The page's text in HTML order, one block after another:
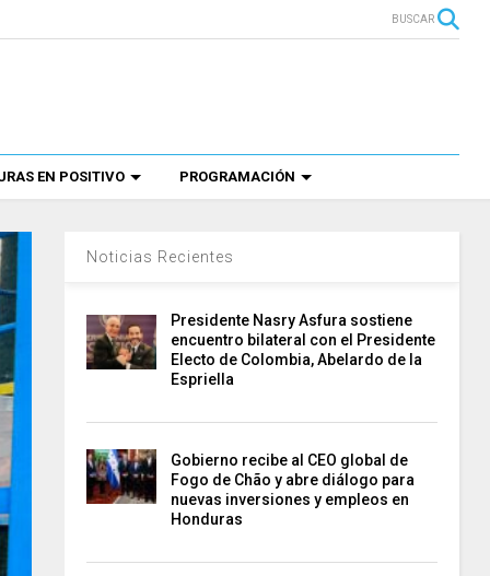
BUSCAR
EN POSITIVO PROGRAMACIÓN
Noticias Recientes
Presidente Nasry Asfura sostiene
encuentro bilateral con el Presidente
Electo de Colombia, Abelardo de la
Espriella
Gobierno recibe al CEO global de
Fogo de Chão y abre diálogo para
nuevas inversiones y empleos en
Honduras